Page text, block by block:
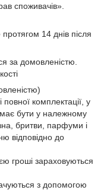
споживачів»
14 днів після
за домовленістю.
комплектації, у
має бути у належному
бритви, парфуми і
відповідно до
гроші зараховуються
з допомогою